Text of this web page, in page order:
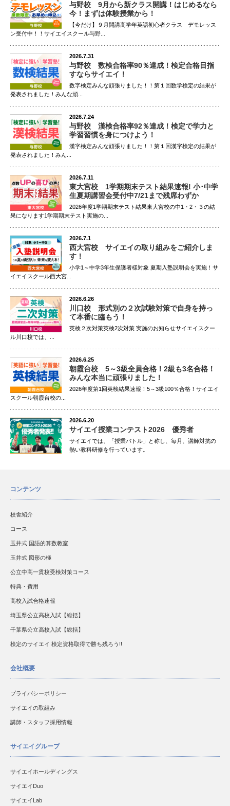
与野校 9月から新クラス開講！はじめるなら
今！まずは体験授業から！
【今だけ】９月開講高学年英語初心者クラス デモレッス
ン受付中！！サイエイスクール与野...
2026.7.31
与野校 数検合格率90％達成！検定合格目指
すならサイエイ！
数字検定みんな頑張りました！！第１回数学検定の結果が
発表されました！みんな頑...
2026.7.24
与野校 漢検合格率92％達成！検定で学力と
学習習慣を身につけよう！
漢字検定みんな頑張りました！！第１回漢字検定の結果が
発表されました！みん...
2026.7.11
東大宮校 1学期期末テスト結果速報! 小･中学
生夏期講習会受付中7/21まで残席わずか
2026年度1学期期末テスト結果東大宮校の中1・2・３の結
果になります1学期期末テスト実施の...
2026.7.1
西大宮校 サイエイの取り組みをご紹介しま
す！
小学1～中学3年生保護者様対象 夏期入塾説明会を実施！サ
イエイスクール西大宮...
2026.6.26
川口校 形式別の２次試験対策で自身を持っ
て本番に臨もう！
英検２次対策英検2次対策 実施のお知らせサイエイスクー
ル川口校では、...
2026.6.25
朝霞台校 5～3級全員合格！2級も3名合格！
みんな本当に頑張りました！
2026年度第1回英検結果速報！5～3級100％合格！サイエイ
スクール朝霞台校の...
2026.6.20
サイエイ授業コンテスト2026 優秀者
サイエイでは、「授業バトル」と称し、毎月、講師対抗の
熱い教科研修を行っています。
コンテンツ
校舎紹介
コース
玉井式 国語的算数教室
玉井式 図形の極
公立中高一貫校受検対策コース
特典・費用
高校入試合格速報
埼玉県公立高校入試【総括】
千葉県公立高校入試【総括】
検定のサイエイ 検定資格取得で勝ち残ろう!!
会社概要
プライバシーポリシー
サイエイの取組み
講師・スタッフ採用情報
サイエイグループ
サイエイホールディングス
サイエイDuo
サイエイLab